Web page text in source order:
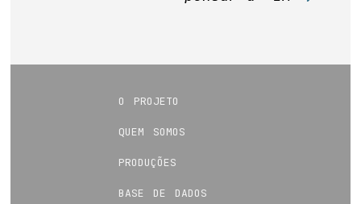
o projeto
quem somos
produções
base de dados